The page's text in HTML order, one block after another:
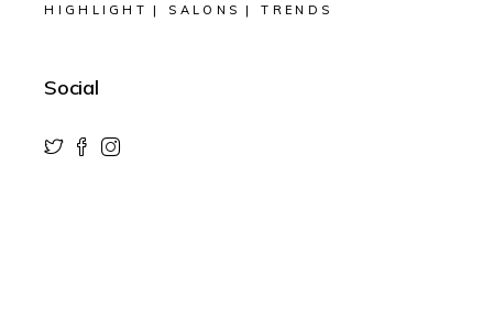
HIGHLIGHT SALONS TRENDS
Social